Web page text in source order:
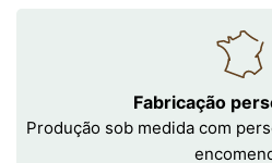
Fabricação
Produção sob medida com